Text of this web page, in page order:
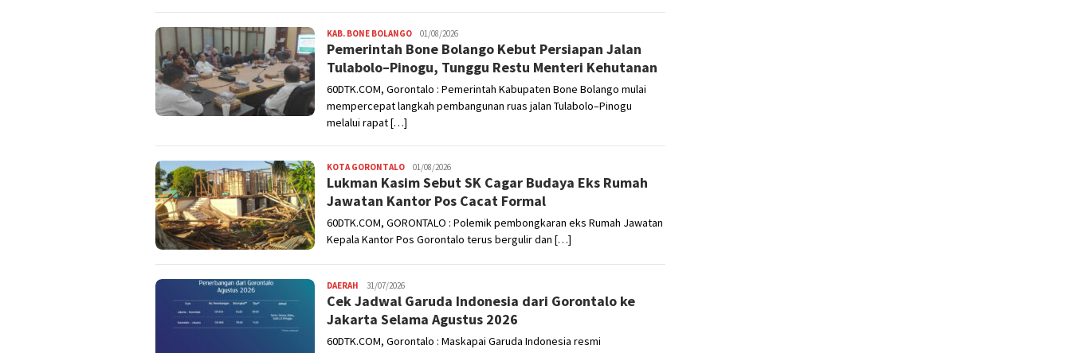
KAB. BONE BOLANGO Admin
01/08/2026
Pemerintah Bone Bolango Kebut Persiapan Jalan
Tulabolo–Pinogu, Tunggu Restu Menteri Kehutanan
60DTK.COM, Gorontalo : Pemerintah Kabupaten Bone Bolango mulai
mempercepat langkah pembangunan ruas jalan Tulabolo–Pinogu
melalui rapat […]
KOTA GORONTALO Admin
01/08/2026
Lukman Kasim Sebut SK Cagar Budaya Eks Rumah
Jawatan Kantor Pos Cacat Formal
60DTK.COM, GORONTALO : Polemik pembongkaran eks Rumah Jawatan
Kepala Kantor Pos Gorontalo terus bergulir dan […]
DAERAH Admin
31/07/2026
Cek Jadwal Garuda Indonesia dari Gorontalo ke
Jakarta Selama Agustus 2026
60DTK.COM, Gorontalo : Maskapai Garuda Indonesia resmi